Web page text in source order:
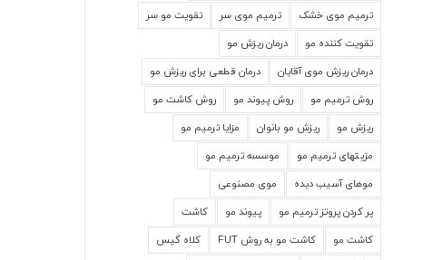
ترمیم موی خشک
ترمیم موی سر
تقویت مو سر
تقویت کننده مو
درمان ریزش مو
درمان ریزش موی آقایان
درمان قطعی برای ریزش مو
روش ترمیم مو
روش پیوند مو
روش کاشت مو
ریزش مو
ریزش مو بانوان
مزایا ترمیم مو
مزیتهای ترمیم مو
موسسه ترمیم مو
موهای آسیب دیده
موی مصنوعی
پر کردن پروتز ترمیم مو
پیوند مو
کاشت
کاشت مو
کاشت مو به روش FUT
کلاه گیس